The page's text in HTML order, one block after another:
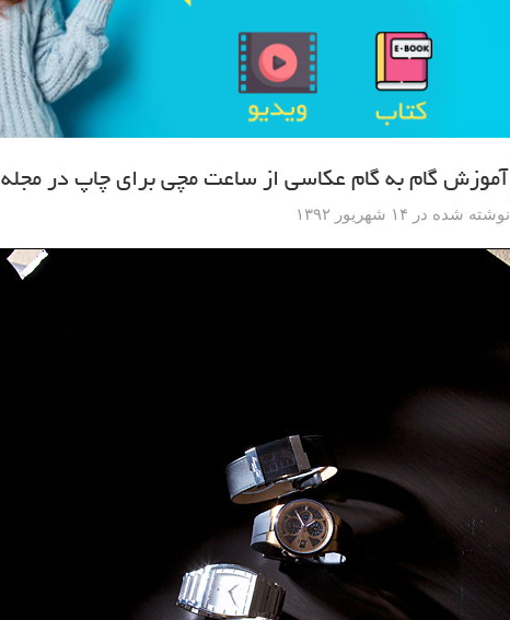
آموزش گام به گام عکاسی از ساعت مچی برای چاپ در مجله
نوشته شده در ۱۴ شهریور ۱۳۹۲